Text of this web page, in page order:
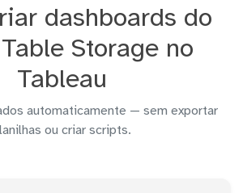
dashboards do
Storage no
Tableau
automaticamente — sem exportar
ou criar scripts.